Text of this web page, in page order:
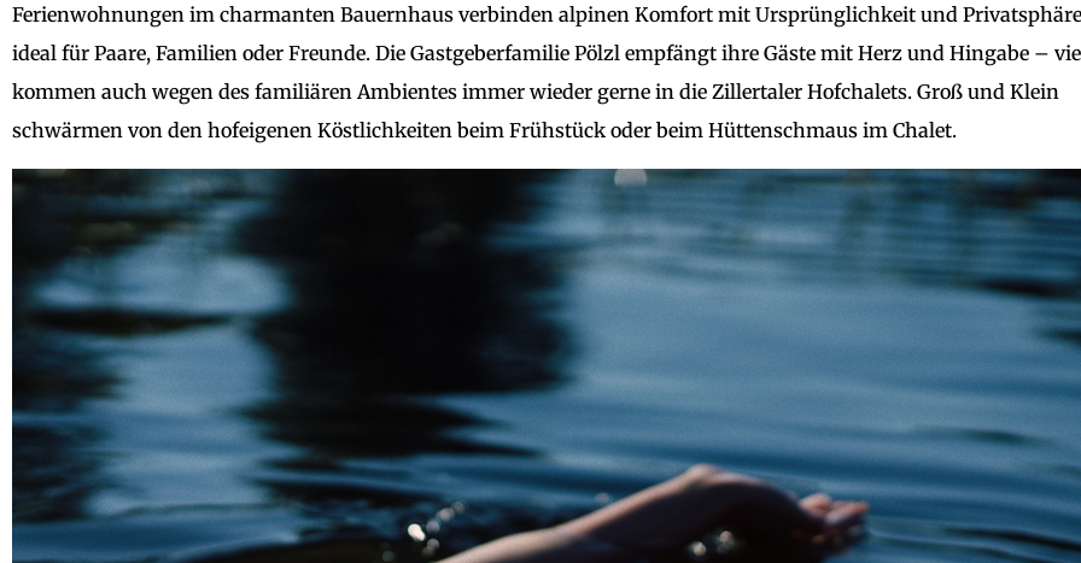
Ferienwohnungen im charmanten Bauernhaus verbinden alpinen Komfort mit Ursprünglichkeit und
ideal für Paare, Familien oder Freunde. Die Gastgeberfamilie Pölzl empfängt ihre Gäste mit Herz und Hingabe –
kommen auch wegen des familiären Ambientes immer wieder gerne in die Zillertaler Hofchalets. Groß und Klein
schwärmen von den hofeigenen Köstlichkeiten beim Frühstück oder beim Hüttenschmaus im Chalet.